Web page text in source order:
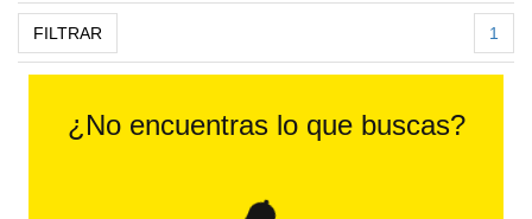
FILTRAR 1
¿No encuentras lo que buscas?